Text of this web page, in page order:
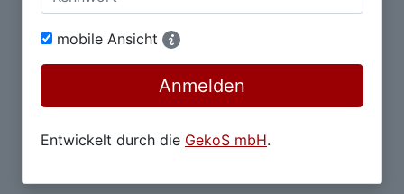
mobile Ansicht
Anmelden
Entwickelt durch die GekoS mbH.